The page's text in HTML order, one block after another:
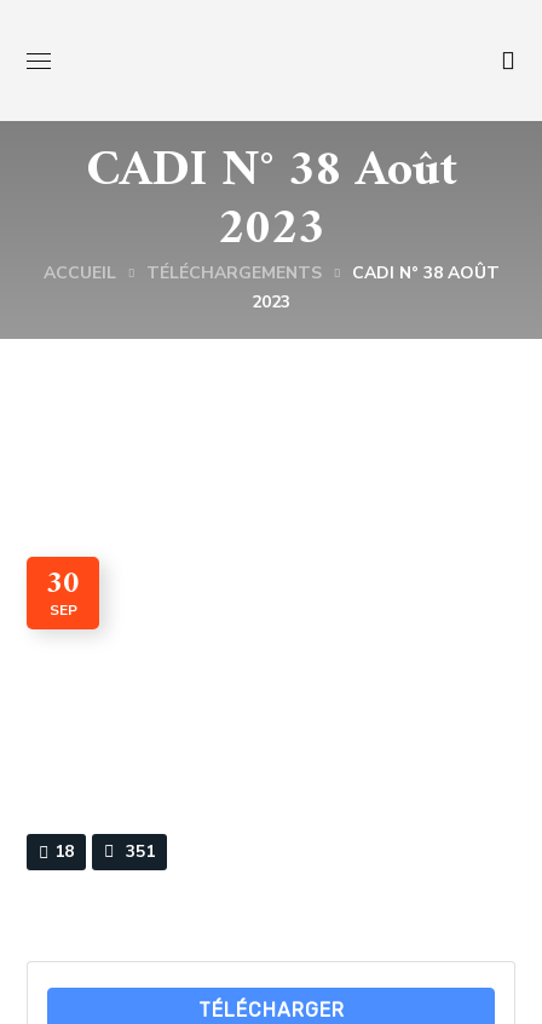
CADI N° 38 Août
2023
ACCUEIL TÉLÉCHARGEMENTS
CADI N° 38 AOÛT
2023
30
SEP
18 351
TÉLÉCHARGER